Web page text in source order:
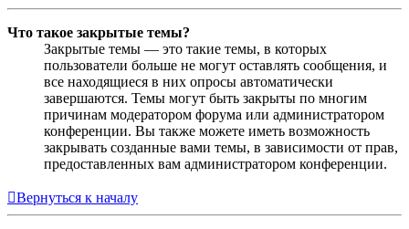
Что такое закрытые темы?
Закрытые темы — это такие темы, в которых
пользователи больше не могут оставлять сообщения, и
все находящиеся в них опросы автоматически
завершаются. Темы могут быть закрыты по многим
причинам модератором форума или администратором
конференции. Вы также можете иметь возможность
закрывать созданные вами темы, в зависимости от прав,
предоставленных вам администратором конференции.
Вернуться к началу